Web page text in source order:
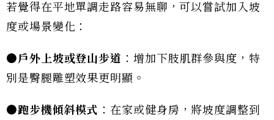
若覺得在平地單調走路容易無聊，可以嘗試加入坡
度或場景變化：
●戶外上坡或登山步道 ：增加下肢肌群參與度，特
別是臀腿雕塑效果更明顯。
●跑步機傾斜模式 ：在家或健身房，將坡度調整到